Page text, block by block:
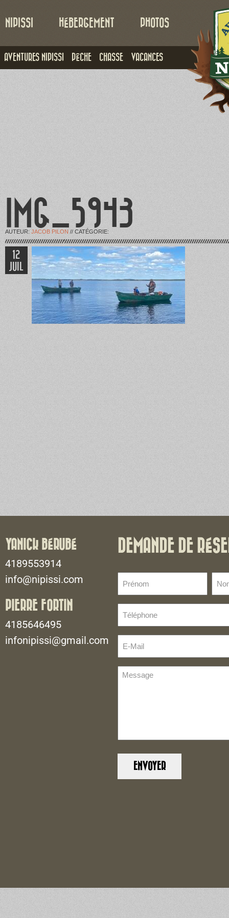
NIPISSI
AVENTURES NIPISSI PÊCHE CHASSE VACANCES
HÉBERGEMENT PHOTOS
IMG_5943
AUTEUR: JACOB PILON // CATÉGORIE:
12
JUIL
YANICK BÉRUBÉ
4189553914
info@nipissi.com
PIERRE FORTIN
4185646495
infonipissi@gmail.com
DEMANDE DE
(Nécessaire)
de
(Nécessaire)
Mail
Message